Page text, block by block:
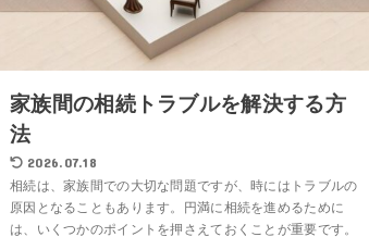
家族間の相続トラブルを解決する方
法
2026.07.18
相続は、家族間での大切な問題ですが、時にはトラブルの
原因となることもあります。円満に相続を進めるために
は、いくつかのポイントを押さえておくことが重要です。